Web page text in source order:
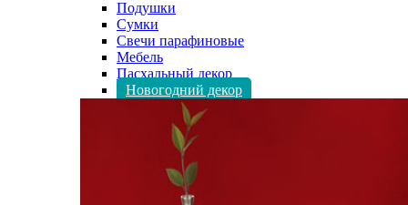
Подушки
Сумки
Свечи парафиновые
Мебель
Пасхальный декор
Новогодний декор